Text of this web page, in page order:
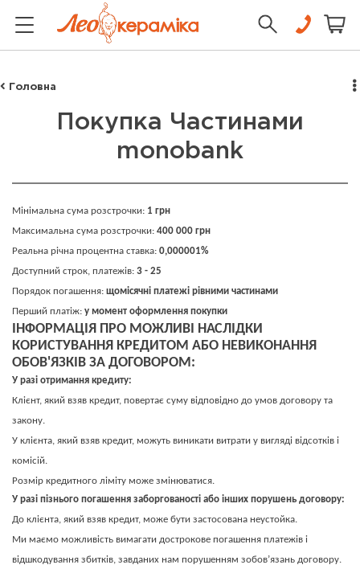
Головна
Покупка Частинами
monobank
Мінімальна сума розстрочки: 1 грн
Максимальна сума розстрочки: 400 000 грн
Реальна річна процентна ставка: 0,000001%
Доступний строк, платежів: 3 - 25
Порядок погашення: щомісячні платежі рівними частинами
Перший платіж: у момент оформлення покупки
ІНФОРМАЦІЯ ПРО МОЖЛИВІ НАСЛІДКИ
КОРИСТУВАННЯ КРЕДИТОМ АБО НЕВИКОНАННЯ
ОБОВ'ЯЗКІВ ЗА ДОГОВОРОМ:
У разі отримання кредиту:
Клієнт, який взяв кредит, повертає суму відповідно до умов договору та
закону.
У клієнта, який взяв кредит, можуть виникати витрати у вигляді відсотків і
комісій.
Розмір кредитного ліміту може змінюватися.
У разі пізнього погашення заборгованості або інших порушень договору:
До клієнта, який взяв кредит, може бути застосована неустойка.
Ми маємо можливість вимагати дострокове погашення платежів і
відшкодування збитків, завданих нам порушенням зобов’язань договору.